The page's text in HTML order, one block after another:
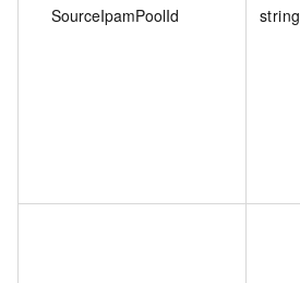
SourceIpamPoolId string